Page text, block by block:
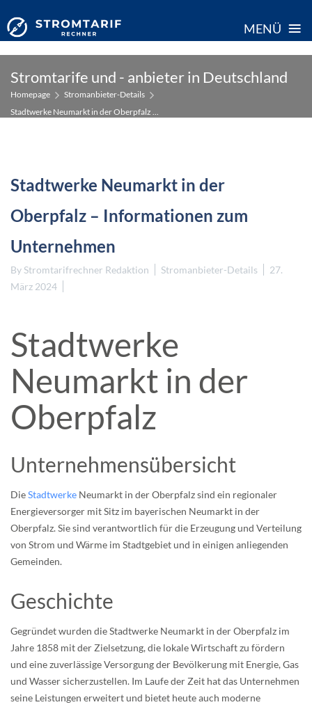
MENÜ ≡
content
Stromtarife und - anbieter in Deutschland
Homepage
Stromanbieter-Details
Stadtwerke Neumarkt in der Oberpfalz ...
Stadtwerke Neumarkt in der
Oberpfalz – Informationen zum
Unternehmen
By Stromtarifrechner Redaktion Stromanbieter-Details
27.
März 2024
Stadtwerke
Neumarkt in der
Oberpfalz
Unternehmensübersicht
DieStadtwerke Neumarkt in der Oberpfalz sind ein regionaler
Energieversorger mit Sitz im bayerischen Neumarkt in der
Oberpfalz. Sie sind verantwortlich für die Erzeugung und Verteilung
von Strom und Wärme im Stadtgebiet und in einigen anliegenden
Gemeinden.
Geschichte
Gegründet wurden die Stadtwerke Neumarkt in der Oberpfalz im
Jahre 1858 mit der Zielsetzung, die lokale Wirtschaft zu fördern
und eine zuverlässige Versorgung der Bevölkerung mit Energie, Gas
und Wasser sicherzustellen. Im Laufe der Zeit hat das Unternehmen
seine Leistungen erweitert und bietet heute auch moderne